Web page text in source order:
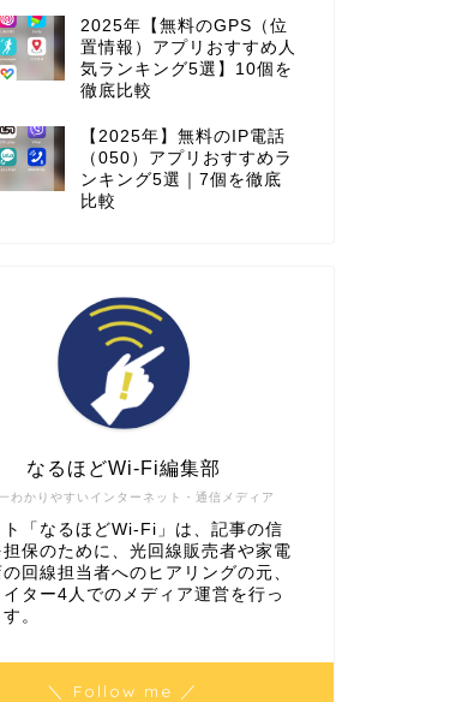
2025年【無料のGPS（位
置情報）アプリおすすめ人
気ランキング5選】10個を
徹底比較
【2025年】無料のIP電話
（050）アプリおすすめラ
ンキング5選｜7個を徹底
比較
わかりやすいインターネット・通信メディア
なるほどWi-Fi編集部
ト「なるほどWi-Fi」は、記事の信
担保のために、光回線販売者や家電
回線担当者へのヒアリングの元、
ター4人でのメディア運営を行っ
。
＼ Follow me ／